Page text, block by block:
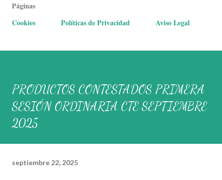
Páginas
Cookies
Políticas de Privacidad Aviso Legal
PRODUCTOS CONTESTADOS PRIMERA
SESIÓN ORDINARIA CTE SEPTIEMBRE
2025
septiembre 22, 2025